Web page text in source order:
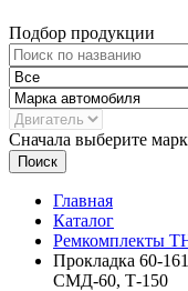
Подбор продукции
Сначала выберите
Поиск
Главная
Каталог
Ремкомплекты
Прокладка 60-
СМД-60, Т-150